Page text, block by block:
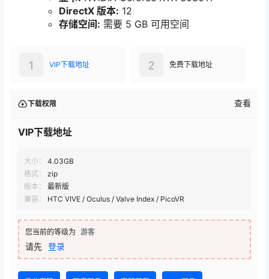
DirectX 版本: 12
存储空间: 需要 5 GB 可用空间
VIP下载地址
1 免费下载地址
2
下载权限 查看
VIP下载地址
大小：
4.03GB
格式：
zip
版本：
最新版
兼容：
HTC VIVE / Oculus / Valve Index / PicoVR
您当前的等级为 游客
请先 登录